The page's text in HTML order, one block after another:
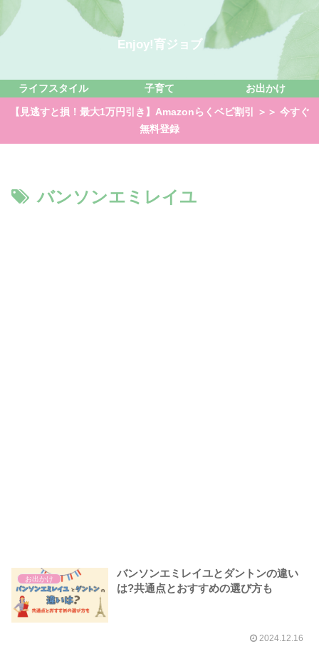
Enjoy!育ジョブ
ライフスタイル 子育て お出かけ
【見逃すと損！最大1万円引き】Amazonらくベビ割引 ＞＞ 今すぐ
無料登録
バンソンエミレイユ
お出かけ
バンソンエミレイユとダントンの違い
は?共通点とおすすめの選び方も
2024.12.16